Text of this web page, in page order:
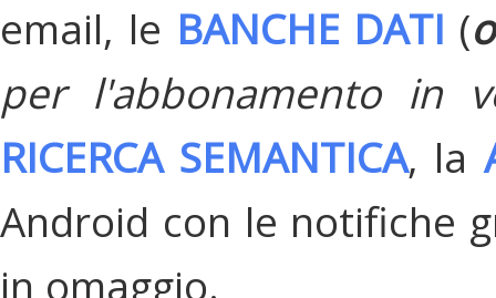
email, le BANCHE DATI (
per l'abbonamento in
RICERCA SEMANTICA, la
Android con le notifiche
in omaggio.